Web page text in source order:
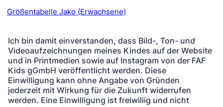
Größentabelle Jako (Erwachsene)
Ich bin damit einverstanden, dass Bild-, Ton- und
Videoaufzeichnungen meines Kindes auf der Website
und in Printmedien sowie auf Instagram von der FAF
Kids gGmbH veröffentlicht werden. Diese
Einwilligung kann ohne Angabe von Gründen
jederzeit mit Wirkung für die Zukunft widerrufen
werden. Eine Einwilligung ist freiwiliig und nicht